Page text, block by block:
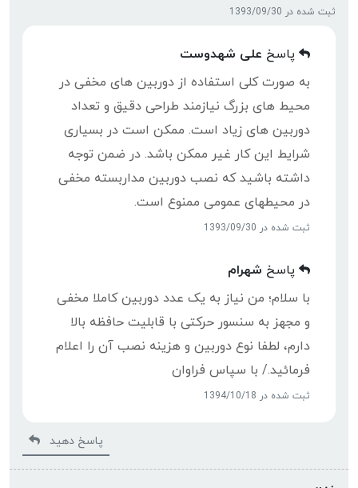
ثبت شده در 1393/09/30
پاسخ علی شهدوست
به صورت کلی استفاده از دوربین های مخفی در
محیط های بزرگ نیازمند طراحی دقیق و تعداد
دوربین های زیاد است. ممکن است در بسیاری
شرایط این کار غیر ممکن باشد. در ضمن توجه
داشته باشید که نصب دوربین مداربسته مخفی
در محیطهای عمومی ممنوع است.
ثبت شده در 1393/09/30
پاسخ شهرام
با سلام؛ من نیاز به یک عدد دوربین کاملا مخفی
و مجهز به سنسور حرکتی با قابلیت حافظه بالا
دارم، لطفا نوع دوربین و هزینه نصب آن را اعلام
فرمائید./ با سپاس فراوان
ثبت شده در 1394/10/18
پاسخ دهید